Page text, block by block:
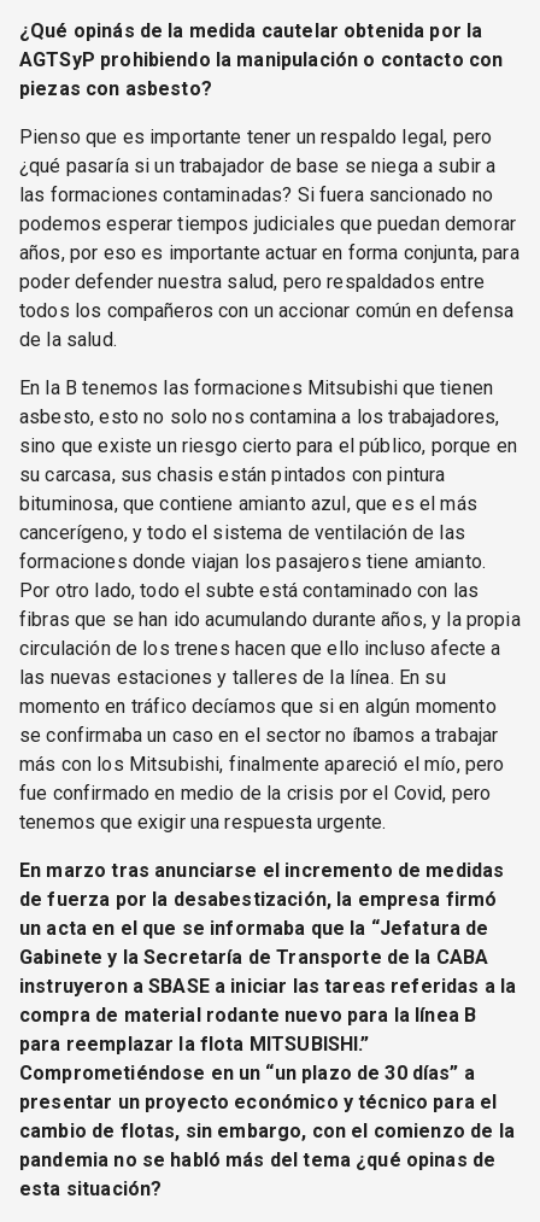
¿Qué opinás de la medida cautelar obtenida por la
AGTSyP prohibiendo la manipulación o contacto con
piezas con asbesto?
Pienso que es importante tener un respaldo legal, pero
¿qué pasaría si un trabajador de base se niega a subir a
las formaciones contaminadas? Si fuera sancionado no
podemos esperar tiempos judiciales que puedan demorar
años, por eso es importante actuar en forma conjunta, para
poder defender nuestra salud, pero respaldados entre
todos los compañeros con un accionar común en defensa
de la salud.
En la B tenemos las formaciones Mitsubishi que tienen
asbesto, esto no solo nos contamina a los trabajadores,
sino que existe un riesgo cierto para el público, porque en
su carcasa, sus chasis están pintados con pintura
bituminosa, que contiene amianto azul, que es el más
cancerígeno, y todo el sistema de ventilación de las
formaciones donde viajan los pasajeros tiene amianto.
Por otro lado, todo el subte está contaminado con las
fibras que se han ido acumulando durante años, y la propia
circulación de los trenes hacen que ello incluso afecte a
las nuevas estaciones y talleres de la línea. En su
momento en tráfico decíamos que si en algún momento
se confirmaba un caso en el sector no íbamos a trabajar
más con los Mitsubishi, finalmente apareció el mío, pero
fue confirmado en medio de la crisis por el Covid, pero
tenemos que exigir una respuesta urgente.
En marzo tras anunciarse el incremento de medidas
de fuerza por la desabestización, la empresa firmó
un acta en el que se informaba que la “Jefatura de
Gabinete y la Secretaría de Transporte de la CABA
instruyeron a SBASE a iniciar las tareas referidas a la
compra de material rodante nuevo para la línea B
para reemplazar la flota MITSUBISHI.”
Comprometiéndose en un “un plazo de 30 días” a
presentar un proyecto económico y técnico para el
cambio de flotas, sin embargo, con el comienzo de la
pandemia no se habló más del tema ¿qué opinas de
esta situación?